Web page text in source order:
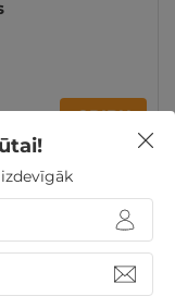
GRIBU
brīvdienās
svētkos